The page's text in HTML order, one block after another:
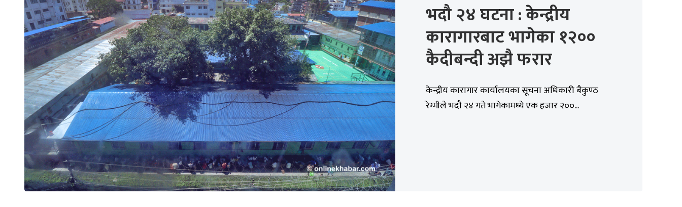
भदौ २४ घटना : केन्द्रीय
कारागारबाट भागेका १२००
कैदीबन्दी अझै फरार
केन्द्रीय कारागार कार्यालयका सूचना अधिकारी बैकुण्ठ
रेग्मीले भदौ २४ गते भागेकामध्ये एक हजार २००...